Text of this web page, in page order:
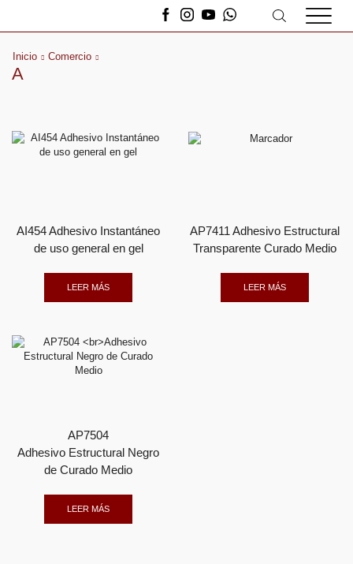
Inicio Comercio
A
AI454 Adhesivo Instantáneo
de uso general en gel
LEER MÁS
AP7411 Adhesivo Estructural
Transparente Curado Medio
LEER MÁS
AP7504
Adhesivo Estructural Negro
de Curado Medio
LEER MÁS